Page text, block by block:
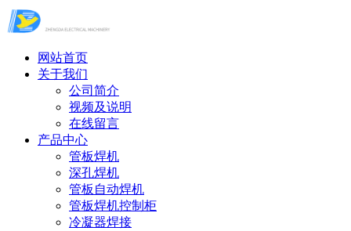
网站首页
关于我们
公司简介
视频及说明
在线留言
产品中心
管板焊机
深孔焊机
管板自动焊机
管板焊机控制柜
冷凝器焊接